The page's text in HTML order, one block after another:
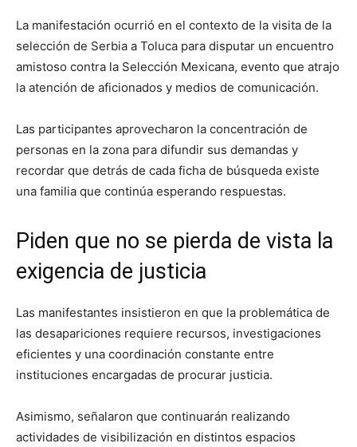
La manifestación ocurrió en el contexto de la visita de la
selección de Serbia a Toluca para disputar un encuentro
amistoso contra la Selección Mexicana, evento que atrajo
la atención de aficionados y medios de comunicación.
Las participantes aprovecharon la concentración de
personas en la zona para difundir sus demandas y
recordar que detrás de cada ficha de búsqueda existe
una familia que continúa esperando respuestas.
Piden que no se pierda de vista la
exigencia de justicia
Las manifestantes insistieron en que la problemática de
las desapariciones requiere recursos, investigaciones
eficientes y una coordinación constante entre
instituciones encargadas de procurar justicia.
Asimismo, señalaron que continuarán realizando
actividades de visibilización en distintos espacios